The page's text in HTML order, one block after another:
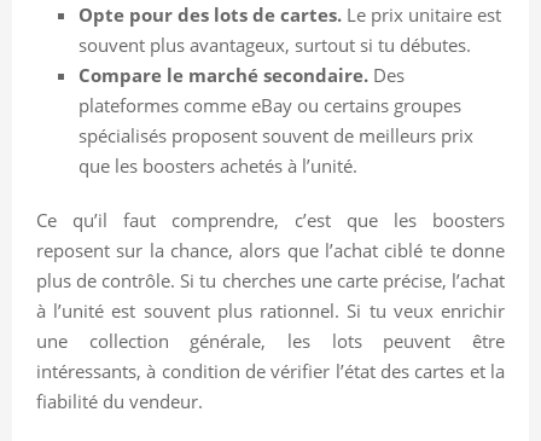
Opte pour des lots de cartes. Le prix unitaire est
souvent plus avantageux, surtout si tu débutes.
Compare le marché secondaire. Des
plateformes comme eBay ou certains groupes
spécialisés proposent souvent de meilleurs prix
que les boosters achetés à l’unité.
Ce qu’il faut comprendre, c’est que les boosters
reposent sur la chance, alors que l’achat ciblé te donne
plus de contrôle. Si tu cherches une carte précise, l’achat
à l’unité est souvent plus rationnel. Si tu veux enrichir
une collection générale, les lots peuvent être
intéressants, à condition de vérifier l’état des cartes et la
fiabilité du vendeur.